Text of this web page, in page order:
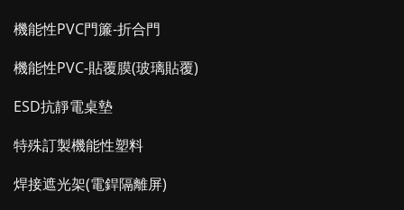
機能性PVC門簾-折合門
機能性PVC-貼覆膜(玻璃貼覆)
ESD抗靜電桌墊
特殊訂製機能性塑料
焊接遮光架(電銲隔離屏)